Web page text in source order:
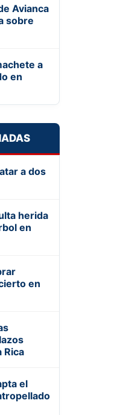
Avianca
sobre
a
en
a dos
herida
en
en
Rica
el